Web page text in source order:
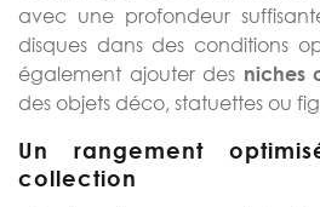
avec une profondeur
disques dans des conditions
également ajouter des niches
des objets déco, statuettes ou
Un rangement
collection